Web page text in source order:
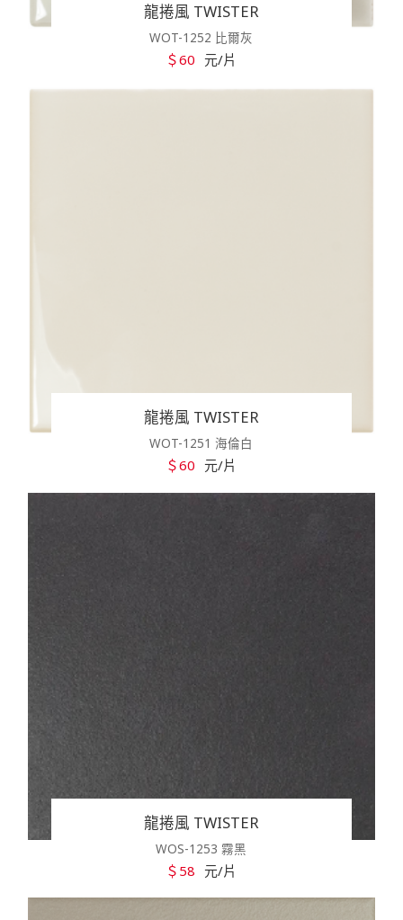
龍捲風 TWISTER
WOT-1252 比爾灰
＄60 元/片
龍捲風 TWISTER
WOT-1251 海倫白
＄60 元/片
龍捲風 TWISTER
WOS-1253 霧黑
＄58 元/片